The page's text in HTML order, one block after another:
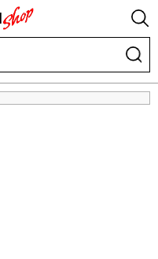
CCTV Lensler